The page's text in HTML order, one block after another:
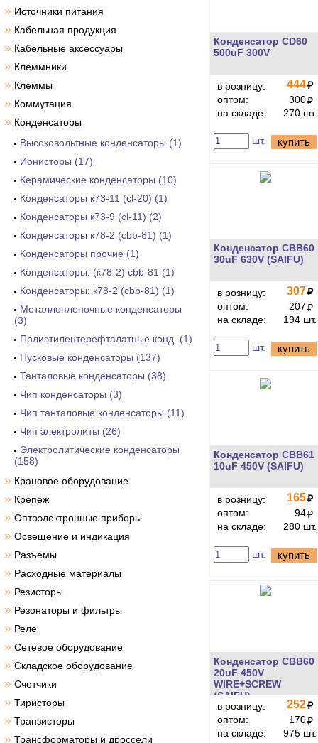
» Источники питания
» Кабельная продукция
» Кабельные аксессуары
» Клеммники
» Клеммы
» Коммутация
» Конденсаторы
Высоковольтные конденсаторы (1)
Ионисторы (17)
Керамические конденсаторы (10)
Конденсаторы к73-11 (cl-20) (1)
Конденсаторы к73-9 (cl-11) (2)
Конденсаторы к78-2 (cbb-81) (1)
Конденсаторы прочие (1)
Конденсаторы: (к78-2) cbb-81 (1)
Конденсаторы: к78-2 (cbb-81) (1)
Металлопленочные конденсаторы
(3)
Полиэтилентерефталатные конд. (1)
Пусковые конденсаторы (137)
Танталовые конденсаторы (38)
Чип конденсаторы (3)
Чип танталовые конденсаторы (11)
Чип электролиты (26)
Электролитические конденсаторы
(158)
» Крановое оборудование
» Крепеж
» Оптоэлектронные приборы
» Освещение и индикация
» Разъемы
» Расходные материалы
» Резисторы
» Резонаторы и фильтры
» Реле
» Сетевое оборудование
» Складское оборудование
» Счетчики
» Тиристоры
» Транзисторы
» Трансформаторы и дроссели
Конденсатор CD60
500uF 300V
в розницу: 444₽
оптом:
300₽
на складе:
270 шт.
шт. купить
Конденсатор CBB60
30uF 630V (SAIFU)
в розницу: 307₽
оптом:
207₽
на складе:
194 шт.
шт. купить
Конденсатор CBB61
10uF 450V (SAIFU)
в розницу: 165₽
оптом:
94₽
на складе:
280 шт.
шт. купить
Конденсатор CBB60
20uF 450V
WIRE+SCREW
(SAIFU)
в розницу:
252₽
оптом:
170₽
на складе:
975 шт.